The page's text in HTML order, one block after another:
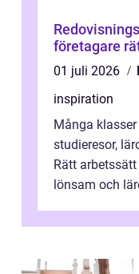
företagare
01 juli 2026
inspiration
Många
studieresor,
Rätt
lönsam och